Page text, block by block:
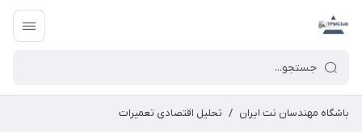
باشگاه مهندسان نت ایران / تحلیل اقتصادی تعمیرات